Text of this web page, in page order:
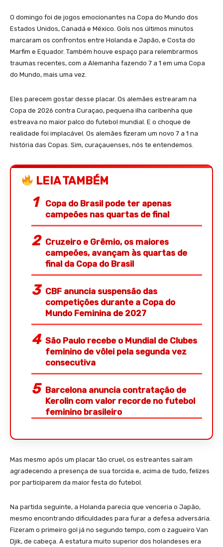
O domingo foi de jogos emocionantes na Copa do Mundo dos
Estados Unidos, Canadá e México. Gols nos últimos minutos
marcaram os confrontos entre Holanda e Japão, e Costa do
Marfim e Equador. Também houve espaço para relembrarmos
traumas recentes, com a Alemanha fazendo 7 a 1 em uma Copa
do Mundo, mais uma vez.
Eles parecem gostar desse placar. Os alemães estrearam na
Copa de 2026 contra Curaçao, pequena ilha caribenha que
estreava no maior palco do futebol mundial. E o choque de
realidade foi implacável. Os alemães fizeram um novo 7 a 1 na
história das Copas. Sim, curaçauenses, nós te entendemos.
LEIA TAMBÉM
Copa do Brasil pode ter apenas
campeões nas quartas de final
Cruzeiro e Grêmio, os maiores
campeões, avançam às quartas de
final da Copa do Brasil
CBF anuncia suspensão das
competições durante a Copa do
Mundo Feminina de 2027
São Paulo recebe o Mundial de Clubes
feminino de vôlei pela segunda vez
consecutiva
Barcelona anuncia contratação de
Kerolin com valor recorde no futebol
feminino brasileiro
Mas mesmo após um placar tão cruel, os estreantes saíram
agradecendo a presença de sua torcida e, acima de tudo, felizes
por participarem da maior festa do futebol.
Na partida seguinte, a Holanda parecia que venceria o Japão,
mesmo encontrando dificuldades para furar a defesa adversária.
Fizeram o primeiro gol já no segundo tempo, com o zagueiro Van
Djik, de cabeça. A estatura muito superior dos holandeses era